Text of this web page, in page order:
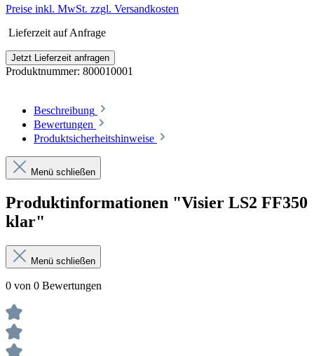
Preise inkl. MwSt. zzgl. Versandkosten
Lieferzeit auf Anfrage
Jetzt Lieferzeit anfragen
Produktnummer: 800010001
Beschreibung
Bewertungen
Produktsicherheitshinweise
Menü schließen
Produktinformationen "Visier LS2 FF350
klar"
Menü schließen
0 von 0 Bewertungen